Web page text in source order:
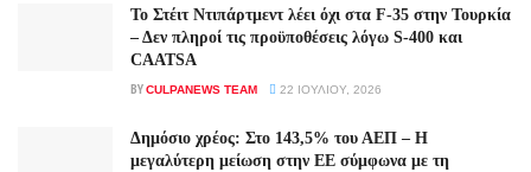
Το Στέιτ Ντιπάρτμεντ λέει όχι στα F-35 στην Τουρκία
– Δεν πληροί τις προϋποθέσεις λόγω S-400 και
CAATSA
BYCULPANEWS TEAM 22 ΙΟΥΛΊΟΥ, 2026
Δημόσιο χρέος: Στο 143,5% του ΑΕΠ – Η
μεγαλύτερη μείωση στην ΕΕ σύμφωνα με τη